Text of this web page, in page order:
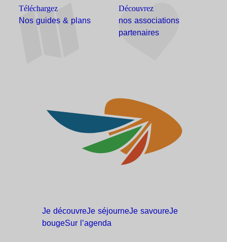
Téléchargez
Nos guides & plans
Découvrez
nos associations
partenaires
Je découvreJe séjourneJe savoureJe
bougeSur l’agenda